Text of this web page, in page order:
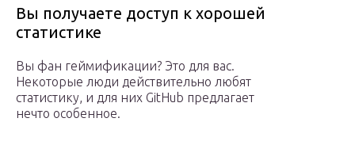
Вы получаете доступ к хорошей
статистике
Вы фан геймификации? Это для вас.
Некоторые люди действительно любят
статистику, и для них GitHub предлагает
нечто особенное.